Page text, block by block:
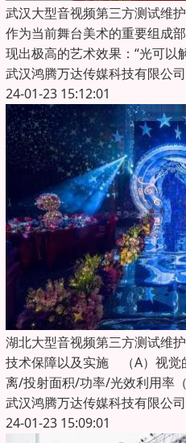
武汉大型音视频第三方测试维
作为当前舞台美术的重要组成
现出极高的艺术效果：“光可
武汉鸿腾万达传媒科技有限公司
24-01-23 15:12:01
湖北大型音视频第三方测试维
技术保障以及实施 （A）视觉
离/投射面积/功率/光效利用率
武汉鸿腾万达传媒科技有限公司
24-01-23 15:09:01